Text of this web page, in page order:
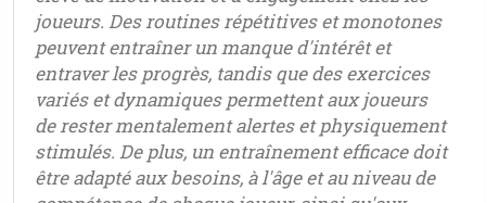
joueurs. Des routines répétitives et monotones
peuvent entraîner un manque d'intérêt et
entraver les progrès, tandis que des exercices
variés et dynamiques permettent aux joueurs
de rester mentalement alertes et physiquement
stimulés. De plus, un entraînement efficace doit
être adapté aux besoins, à l'âge et au niveau de